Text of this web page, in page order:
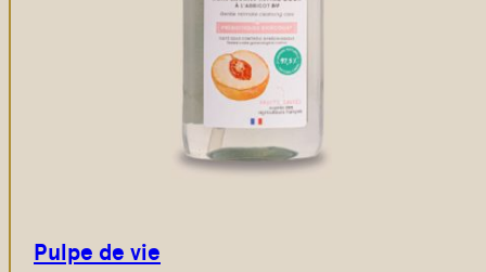
Pulpe de vie